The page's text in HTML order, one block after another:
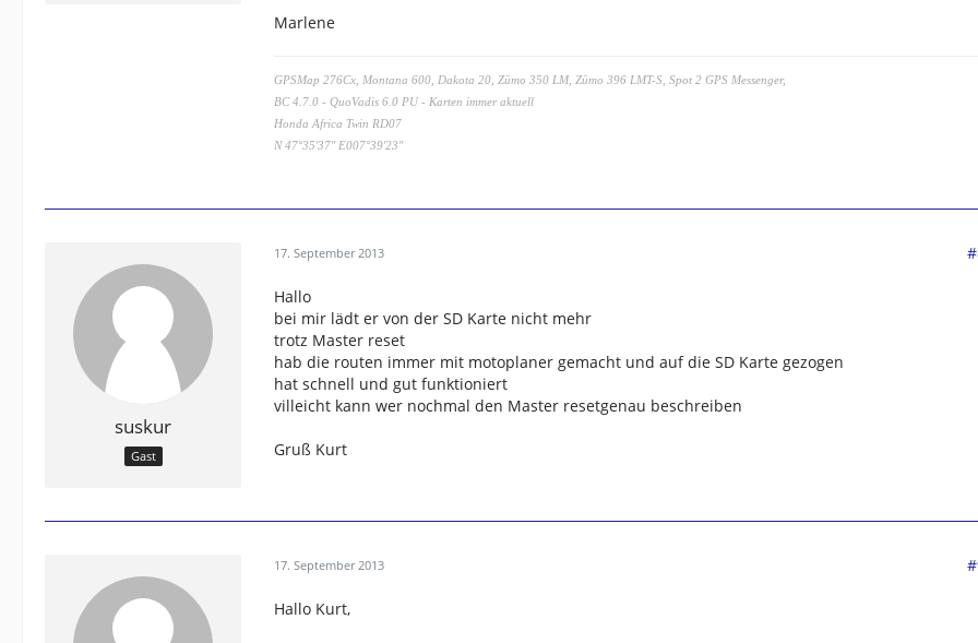
Marlene
GPSMap 276Cx, Montana 600 Dakota 20, Zūmo 350 LM, Zūmo 396 LMT-S, Spot 2 GPS Messenger,
BC 4.7.0 - QuoVadis 6.0 PU - Karten immer aktuell
Honda Africa Twin RD07
N 47°35'37'' E007°39'23''
suskur
Gast
17. September 2013
Hallo
bei mir lädt er von der SD Karte nicht mehr
trotz Master reset
hab die routen immer mit motoplaner gemacht und auf die SD Karte gezogen
hat schnell und gut funktioniert
villeicht kann wer nochmal den Master resetgenau beschreiben
Gruß Kurt
17. September 2013
Hallo Kurt,